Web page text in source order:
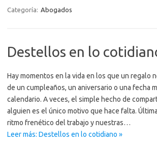
Categoría: Abogados
Destellos en lo
Hay momentos en la vida en los que un regalo
de un cumpleaños, un aniversario o una fecha
calendario. A veces, el simple hecho de
alguien es el único motivo que hace falta.
ritmo frenético del trabajo y nuestras…
Leer más: Destellos en lo cotidiano »